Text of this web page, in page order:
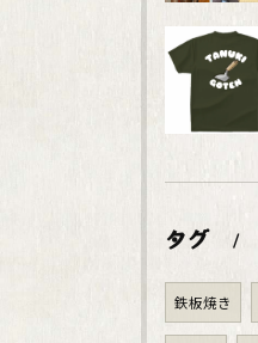
タグ
鉄板焼き